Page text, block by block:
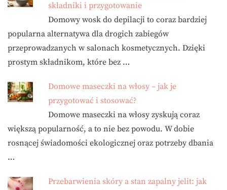
składniki i przygotowanie
Domowy wosk do depilacji to coraz bardziej
popularna alternatywa dla drogich zabiegów
przeprowadzanych w salonach kosmetycznych. Dzięki
prostym składnikom, które bez …
Domowe maseczki na włosy – jak je
przygotować i stosować?
Domowe maseczki na włosy zyskują coraz
większą popularność, a to nie bez powodu. W dobie
rosnącej świadomości ekologicznej oraz potrzeby dbania
…
Przebarwienia skóry a stan zapalny jelit: jak